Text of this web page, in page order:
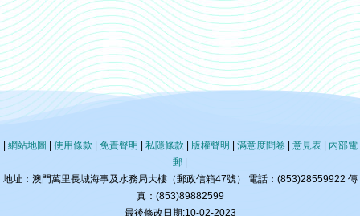
| 網站地圖 | 使用條款 | 免責聲明 | 私隱條款 | 版權聲明 | 滿意度問卷| 意見表| 內部電
郵 |
地址：澳門萬里長城海事及水務局大樓（郵政信箱47號） 電話：(853)28559922 傳
真：(853)89882599
最後修改日期:10-02-2023